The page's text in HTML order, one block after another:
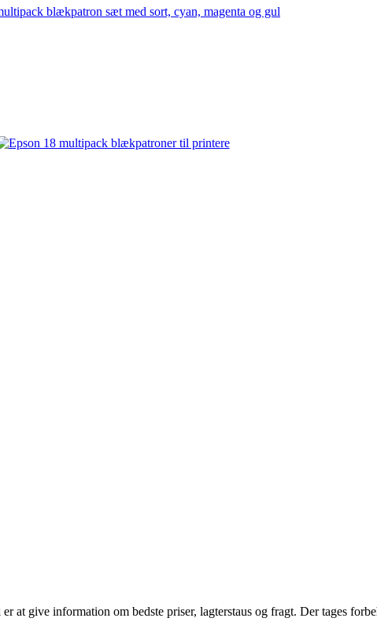
at give information om bedste priser, lagterstaus og fragt. Der tages